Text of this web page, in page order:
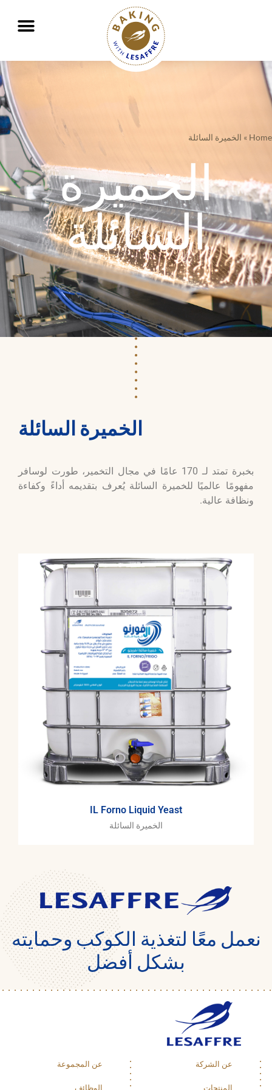
نعمل معًا لتغذية الكوكب وحمايته بشكل أفضل
Home
» الخميرة السائلة
الخميرة
السائلة
الخميرة السائلة
بخبرة تمتد لـ 170 عامًا في مجال التخمير، طورت لوسافر
مفهومًا عالميًا للخميرة السائلة يُعرف بتقديمه أداءً وكفاءة
ونظافة عالية.
IL Forno Liquid Yeast
الخميرة السائلة
نعمل معًا لتغذية الكوكب وحمايته
بشكل أفضل
عن الشركة
المنتجات
عن المجموعة
الوظائف